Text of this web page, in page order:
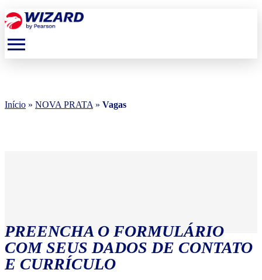
menu
Início » NOVA PRATA » Vagas
PREENCHA O FORMULÁRIO
COM SEUS DADOS DE CONTATO
E CURRÍCULO